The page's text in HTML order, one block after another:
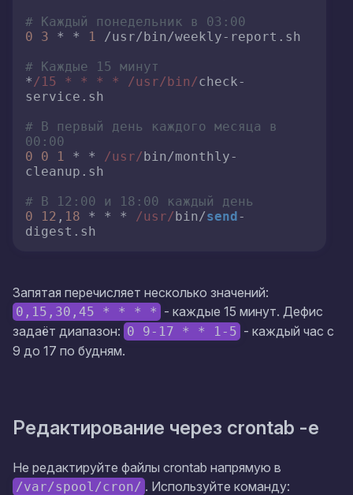
# Каждый понедельник в 03:00
0
3 * * 1 /usr/bin/weekly-report.sh
# Каждые 15 минут
*/15 * * * * /usr/bin/check-
service.sh
# В первый день каждого месяца в
00:00
0
0 1 * * /usr/bin/monthly-
cleanup.sh
# В 12:00 и 18:00 каждый день
0
12 , 18 * * * /usr/bin/send-
digest.sh
Запятая перечисляет несколько значений:
0,15,30,45 * * * * - каждые 15 минут. Дефис
задаёт диапазон: 0 9-17 * * 1-5 - каждый час с
9 до 17 по будням.
Редактирование через crontab -e
Не редактируйте файлы crontab напрямую в
/var/spool/cron/ . Используйте команду: